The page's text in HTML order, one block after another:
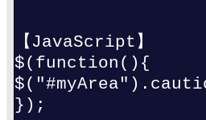
【JavaScript】
$(function(){
});